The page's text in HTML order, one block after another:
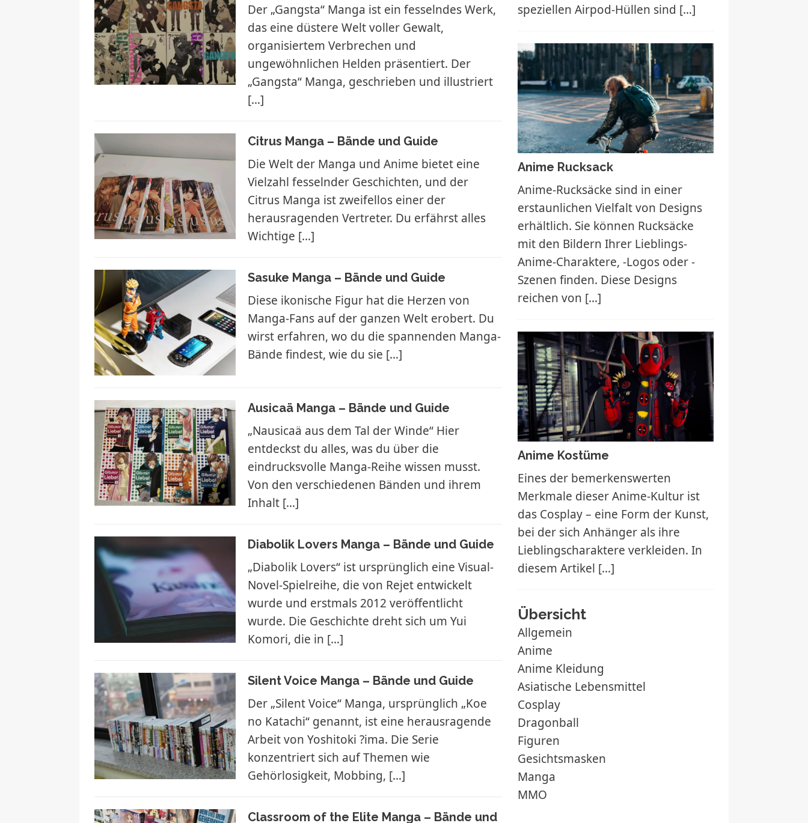
Der „Gangsta“ Manga ist ein fesselndes Werk,
das eine düstere Welt voller Gewalt,
organisiertem Verbrechen und
ungewöhnlichen Helden präsentiert. Der
„Gangsta“ Manga, geschrieben und illustriert
[…]
Citrus Manga – Bände und Guide
Die Welt der Manga und Anime bietet eine
Vielzahl fesselnder Geschichten, und der
Citrus Manga ist zweifellos einer der
herausragenden Vertreter. Du erfährst alles
Wichtige […]
Sasuke Manga – Bände und Guide
Diese ikonische Figur hat die Herzen von
Manga-Fans auf der ganzen Welt erobert. Du
wirst erfahren, wo du die spannenden Manga-
Bände findest, wie du sie […]
Ausicaä Manga – Bände und Guide
„Nausicaä aus dem Tal der Winde“ Hier
entdeckst du alles, was du über die
eindrucksvolle Manga-Reihe wissen musst.
Von den verschiedenen Bänden und ihrem
Inhalt […]
Diabolik Lovers Manga – Bände und Guide
„Diabolik Lovers“ ist ursprünglich eine Visual-
Novel-Spielreihe, die von Rejet entwickelt
wurde und erstmals 2012 veröffentlicht
wurde. Die Geschichte dreht sich um Yui
Komori, die in […]
Silent Voice Manga – Bände und Guide
Der „Silent Voice“ Manga, ursprünglich „Koe
no Katachi“ genannt, ist eine herausragende
Arbeit von Yoshitoki ?ima. Die Serie
konzentriert sich auf Themen wie
Gehörlosigkeit, Mobbing, […]
Classroom of the Elite Manga – Bände und
speziellen Airpod-Hüllen sind […]
Anime Rucksack
Anime-Rucksäcke sind in einer
erstaunlichen Vielfalt von Designs
erhältlich. Sie können Rucksäcke
mit den Bildern Ihrer Lieblings-
Anime-Charaktere, -Logos oder -
Szenen finden. Diese Designs
reichen von […]
Anime Kostüme
Eines der bemerkenswerten
Merkmale dieser Anime-Kultur ist
das Cosplay – eine Form der Kunst,
bei der sich Anhänger als ihre
Lieblingscharaktere verkleiden. In
diesem Artikel […]
Übersicht
Allgemein
Anime
Anime Kleidung
Asiatische Lebensmittel
Cosplay
Dragonball
Figuren
Gesichtsmasken
Manga
MMO